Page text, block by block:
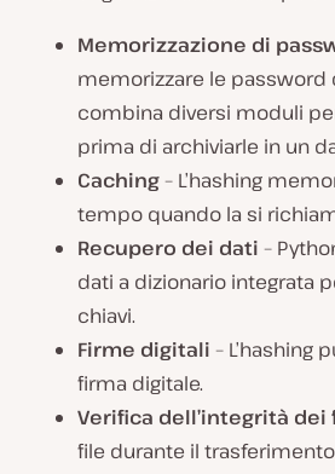
Memorizzazione di
memorizzare le
combina diversi moduli
prima di archiviarle in un
Caching– L’hashing
tempo quando la si
Recupero dei dati –
dati a dizionario integrata
chiavi.
Firme digitali – L’hashing
firma digitale.
Verifica dell’integrità dei
file durante il